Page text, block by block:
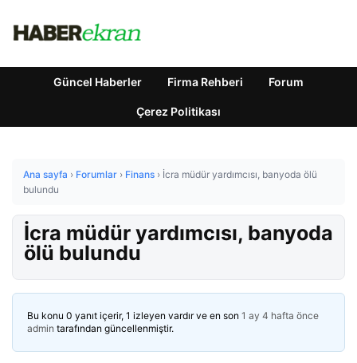
Güncel Haberler Firma Rehberi Forum
Çerez Politikası
Ana sayfa › Forumlar › Finans › İcra müdür yardımcısı, banyoda ölü
bulundu
İcra müdür yardımcısı, banyoda
ölü bulundu
Bu konu 0 yanıt içerir, 1 izleyen vardır ve en son 1 ay 4 hafta önce
admin tarafından güncellenmiştir.